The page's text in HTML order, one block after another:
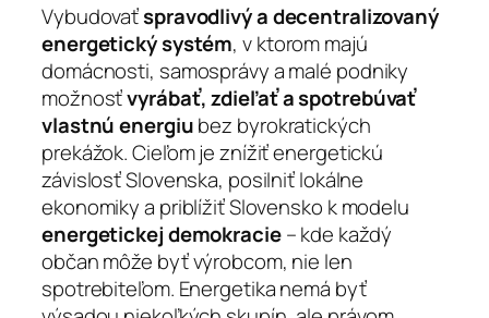
Vybudovaťspravodlivý a decentralizovaný
energetický systém, v ktorom majú
domácnosti, samosprávy a malé podniky
možnosťvyrábať, zdieľať a spotrebúvať
vlastnú energiubez byrokratických
prekážok. Cieľom je znížiť energetickú
závislosť Slovenska, posilniť lokálne
ekonomiky a priblížiť Slovensko k modelu
energetickej demokracie– kde každý
občan môže byť výrobcom, nie len
spotrebiteľom. Energetika nemá byť